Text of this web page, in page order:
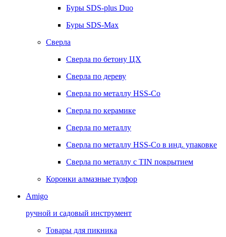
Буры SDS-plus Duo
Буры SDS-Max
Сверла
Сверла по бетону ЦХ
Сверла по дереву
Сверла по металлу HSS-Co
Сверла по керамике
Сверла по металлу
Сверла по металлу HSS-Co в инд. упаковке
Сверла по металлу с TIN покрытием
Коронки алмазные тулфор
Amigo
ручной и садовый инструмент
Товары для пикника